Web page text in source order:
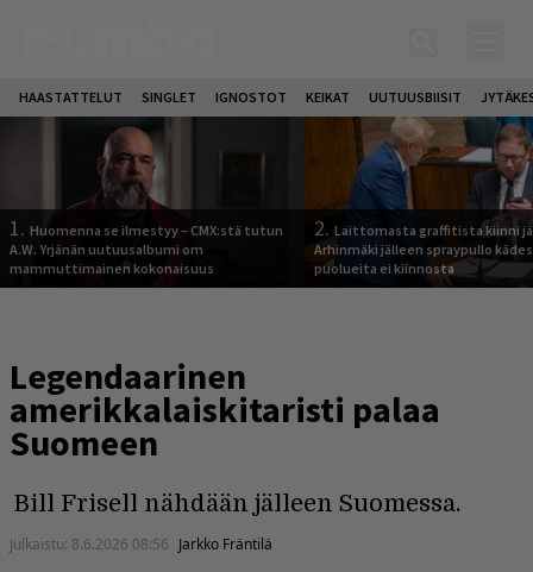
HAASTATTELUT SINGLET IGNOSTOT KEIKAT UUTUUSBIISIT
1. Huomenna se ilmestyy – CMX:stä tutun
A.W. Yrjänän uutuusalbumi om
mammuttimainen kokonaisuus
2. Laittomasta graffitista kiinni
Arhinmäki jälleen spraypullo
puolueita ei kiinnosta
Legendaarinen
amerikkalaiskitaristi palaa
Suomeen
Bill Frisell nähdään jälleen Suomessa.
Julkaistu: 8.6.2026 08:56 Jarkko Fräntilä